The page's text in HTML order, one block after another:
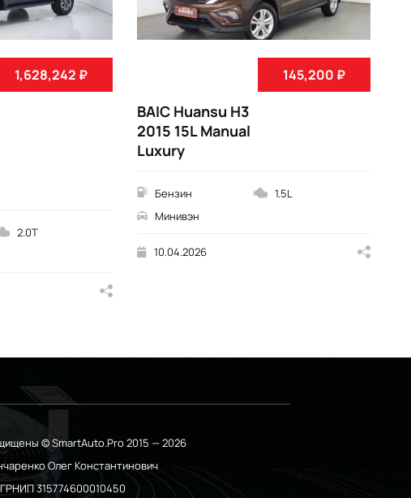
1,628,242 ₽
2.0T
145,200 ₽
BAIC Huansu H3
2015 15L Manual
Luxury
Бензин
1.5L
Минивэн
10.04.2026
© SmartAuto.Pro 2015 — 2026
Олег Константинович
315774600010450